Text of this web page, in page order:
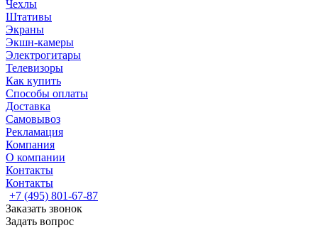
Чехлы
Штативы
Экраны
Экшн-камеры
Электрогитары
Телевизоры
Как купить
Способы оплаты
Доставка
Самовывоз
Рекламация
Компания
О компании
Контакты
Контакты
+7 (495) 801-67-87
Заказать звонок
Задать вопрос